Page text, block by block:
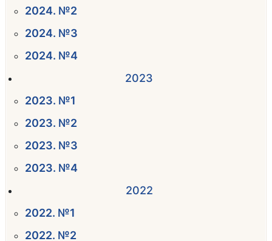
2024. №2
2024. №3
2024. №4
2023
2023. №1
2023. №2
2023. №3
2023. №4
2022
2022. №1
2022. №2